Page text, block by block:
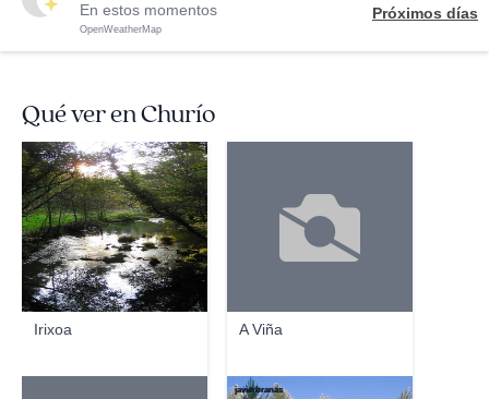
En estos momentos
OpenWeatherMap
Próximos días
Qué ver en Churío
Irixoa
Arrobi
A Viña
javierbranas